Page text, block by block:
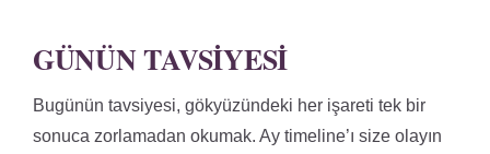
GÜNÜN TAVSIYESI
Bugünün tavsiyesi, gökyüzündeki her işareti tek bir
sonuca zorlamadan okumak. Ay timeline’ı size olayın